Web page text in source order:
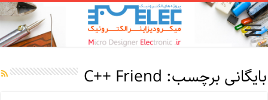
بایگانی برچسب: C++ Friend